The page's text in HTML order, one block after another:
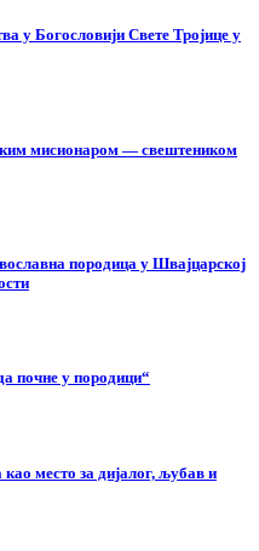
у Богословији Свете Тројице у
мисионаром — свештеником
породица у Швајцарској
почне у породици“
место за дијалог, љубав и